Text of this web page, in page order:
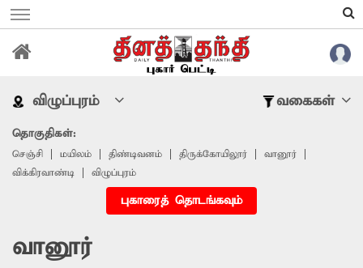
விழுப்புரம் வகைகள்
தொகுதிகள்:
செஞ்சி மயிலம் திண்டிவனம் திருக்கோயிலூர்
வானூர்
விக்கிரவாண்டி
விழுப்புரம்
புகாரைத் தொடங்கவும்
வானூர்